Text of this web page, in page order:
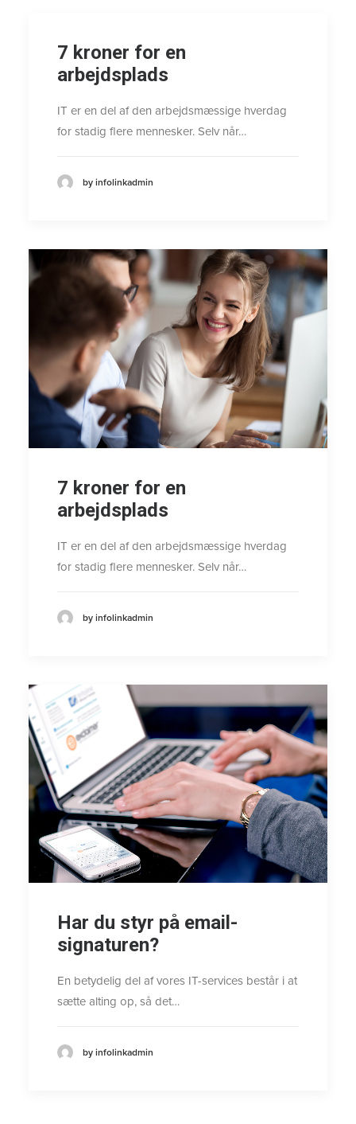
7 kroner for en
arbejdsplads
IT er en del af den arbejdsmæssige hverdag
for stadig flere mennesker. Selv når…
by infolinkadmin
7 kroner for en
arbejdsplads
IT er en del af den arbejdsmæssige hverdag
for stadig flere mennesker. Selv når…
by infolinkadmin
Har du styr på email-
signaturen?
En betydelig del af vores IT-services består i at
sætte alting op, så det…
by infolinkadmin